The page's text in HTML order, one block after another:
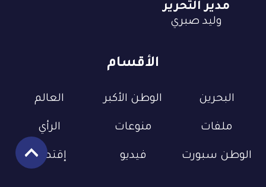
الأقسام
البحرين الوطن الأكبر العالم
ملفات منوعات الرأي
الوطن سبورت فيديو إقتصاد
مدير التحرير
وليد صبري